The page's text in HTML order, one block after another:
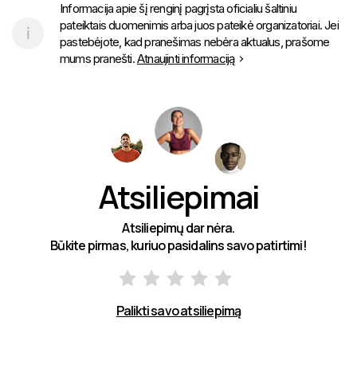
Informacija apie šį renginį pagrįsta oficialiu šaltiniu
pateiktais duomenimis arba juos pateikė organizatoriai. Jei
pastebėjote, kad pranešimas nebėra aktualus, prašome
mums pranešti.Atnaujinti informaciją
Atsiliepimai
Atsiliepimų dar nėra.
Būkite pirmas, kuriuo pasidalins savo patirtimi!
Palikti savo atsiliepimą